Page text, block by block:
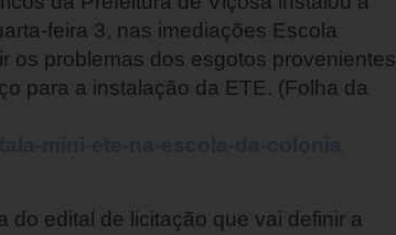
feira 3, nas imediações Escola
os problemas dos esgotos provenientes
para a instalação da ETE. (Folha da
do edital de licitação que vai definir a